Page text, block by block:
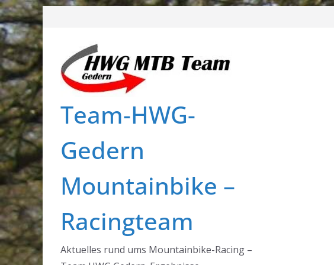
Zum
Inhalt
springen
Team-HWG-
Gedern
Mountainbike –
Racingteam
Aktuelles rund ums Mountainbike-Racing –